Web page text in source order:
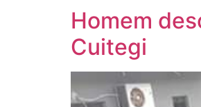
Homem
Cuitegi